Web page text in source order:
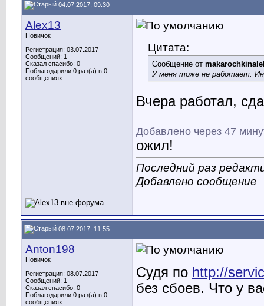
04.07.2017, 09:30
Alex13
Новичок
Регистрация: 03.07.2017
Сообщений: 1
Сказал спасибо: 0
Поблагодарили 0 раз(а) в 0
сообщениях
Цитата:
Сообщение от
У меня тоже не работает.
Вчера работал,
Добавлено через 47
ожил!
Последний раз
Добавлено сообщение
08.07.2017, 11:55
Anton198
Новичок
Регистрация: 08.07.2017
Сообщений: 1
Сказал спасибо: 0
Поблагодарили 0 раз(а) в 0
сообщениях
Судя по http://
без сбоев. Что у